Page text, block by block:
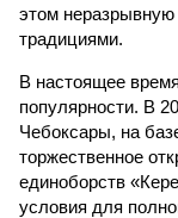
этом
традициями.
В настоящее
популярности. В
Чебоксары, на
торжественное
единоборств
условия для